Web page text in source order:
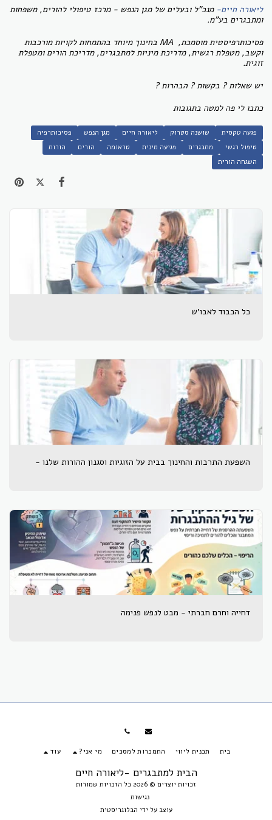
ליאורה חיים- מנכ"ל ובעלים של מגן הנפש - מרכז טיפולי להורים, משפחות
ומתבגרים בע"מ.
פסיכותרפיסטית מוסמכת, MA בחינוך מיוחד בהתמחות לקויות מורכבות
וקשב, מטפלת רגשית, מדריכת מיניות למתבגרים, מדריכת הורים ומטפלת
זוגית.
יש שאלות ? בקשות ? הבהרות ?
כתבו לי פה למטה בתגובות
פגעה טקסית שושנה סטרוק ליאורה חיים מגן הנפש
פסיכותרפיה
טיפול רגשי
מתבגרים פגיעה מינית טראומה הורים
הורות
השגחה הורית
כל הכבוד לאבו'ש
השפעת התרבות והחינוך בבית על הזוגיות וסגנון ההורות שלנו -
דחייה וחרם חברתי - מבט לנפש פנימה
הבית למתבגרים -ליאורה חיים
זכויות יוצרים © 2026 כל הזכויות שמורות
נגישות
עוצב על ידי הבלוגריסטית
בית תכנית ליווי התמכרות למסכים מי אני? עוד